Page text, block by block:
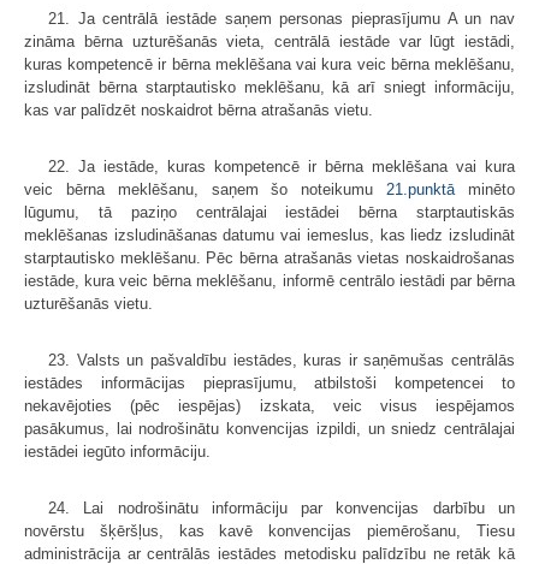
21. Ja centrālā iestāde saņem personas pieprasījumu A un nav
zināma bērna uzturēšanās vieta, centrālā iestāde var lūgt iestādi,
kuras kompetencē ir bērna meklēšana vai kura veic bērna meklēšanu,
izsludināt bērna starptautisko meklēšanu, kā arī sniegt informāciju,
kas var palīdzēt noskaidrot bērna atrašanās vietu.
22. Ja iestāde, kuras kompetencē ir bērna meklēšana vai kura
veic bērna meklēšanu, saņem šo noteikumu21.punktāminēto
lūgumu, tā paziņo centrālajai iestādei bērna starptautiskās
meklēšanas izsludināšanas datumu vai iemeslus, kas liedz izsludināt
starptautisko meklēšanu. Pēc bērna atrašanās vietas noskaidrošanas
iestāde, kura veic bērna meklēšanu, informē centrālo iestādi par bērna
uzturēšanās vietu.
23. Valsts un pašvaldību iestādes, kuras ir saņēmušas centrālās
iestādes informācijas pieprasījumu, atbilstoši kompetencei to
nekavējoties (pēc iespējas) izskata, veic visus iespējamos
pasākumus, lai nodrošinātu konvencijas izpildi, un sniedz centrālajai
iestādei iegūto informāciju.
24. Lai nodrošinātu informāciju par konvencijas darbību un
novērstu šķēršļus, kas kavē konvencijas piemērošanu, Tiesu
administrācija ar centrālās iestādes metodisku palīdzību ne retāk kā